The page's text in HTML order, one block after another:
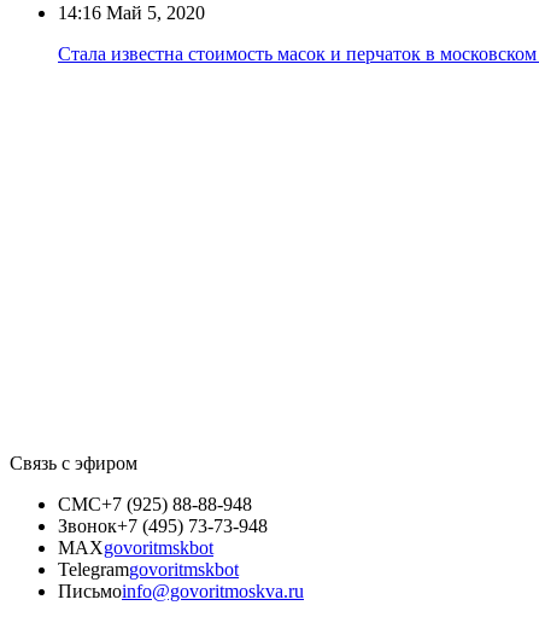
14:16 Май 5, 2020
Стала известна стоимость масок и перчаток в
Связь с эфиром
СМС+7 (925) 88-88-948
Звонок+7 (495) 73-73-948
MAXgovoritmskbot
Telegramgovoritmskbot
Письмоinfo@govoritmoskva.ru